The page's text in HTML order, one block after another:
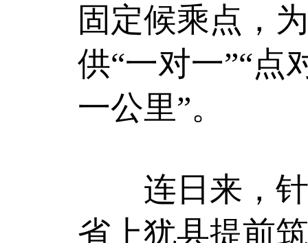
固定候乘点，
供“一对一”“点
一公里”。
连日来，针
省上犹县提前